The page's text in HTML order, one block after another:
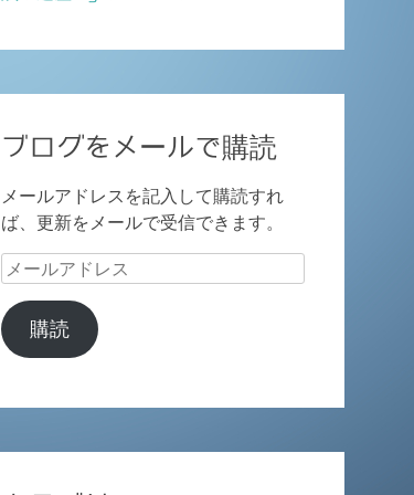
ブログをメールで購読
メールアドレスを記入して購読すれ
ば、更新をメールで受信できます。
メ
ル
ア
購読